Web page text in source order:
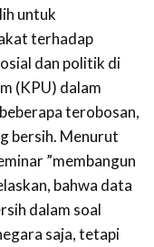
untuk
terhadap
dan politik di
(KPU) dalam
terobosan,
bersih. Menurut
”membangun
bahwa data
dalam soal
saja, tetapi